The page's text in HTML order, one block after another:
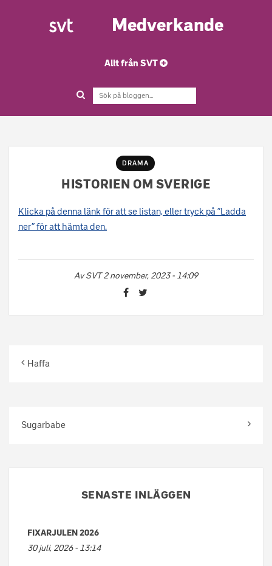
Medverkande
Allt från SVT
DRAMA
HISTORIEN OM SVERIGE
Klicka på denna länk för att se listan, eller tryck på ”Ladda
ner” för att hämta den.
AvSVT 2 november, 2023 - 14:09
Haffa
Sugarbabe
SENASTE INLÄGGEN
FIXARJULEN 2026
30 juli, 2026 - 13:14